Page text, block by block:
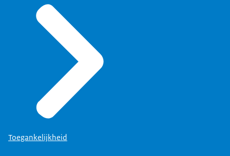
Toegankelijkheid